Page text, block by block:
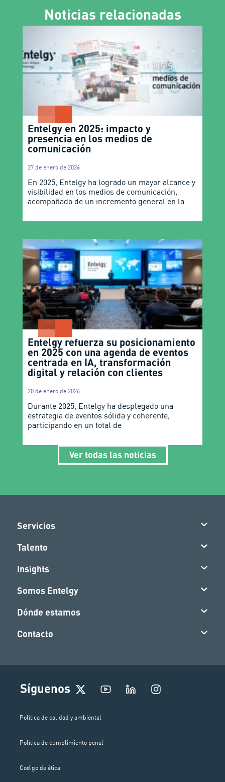
Noticias relacionadas
Entelgy en 2025: impacto y
presencia en los medios de
comunicación
27 de enero de 2026
En 2025, Entelgy ha logrado un mayor alcance y
visibilidad en los medios de comunicación,
acompañado de un incremento general en la
Entelgy refuerza su posicionamiento
en 2025 con una agenda de eventos
centrada en IA, transformación
digital y relación con clientes
20 de enero de 2026
Durante 2025, Entelgy ha desplegado una
estrategia de eventos sólida y coherente,
participando en un total de
Ver todas las noticias
Servicios
Talento
Insights
Somos Entelgy
Dónde estamos
Contacto
Síguenos
I
n
Política de calidad y ambiental
Política de cumplimiento penal
Codigo de ética